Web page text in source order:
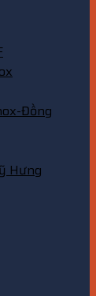
Đồng
Hưng